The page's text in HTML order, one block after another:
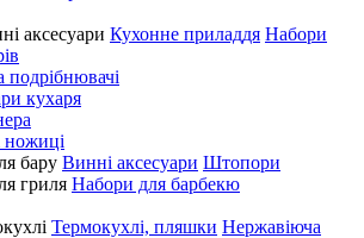
Кухонне приладдя Набори
подрібнювачі
кухаря
ножиці
Винні аксесуари Штопори
Набори для барбекю
Термокухлі, пляшки Нержавіюча